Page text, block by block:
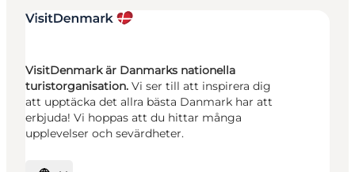
VisitDenmark är Danmarks nationella
turistorganisation. Vi ser till att inspirera dig
att upptäcka det allra bästa Danmark har att
erbjuda! Vi hoppas att du hittar många
upplevelser och sevärdheter.